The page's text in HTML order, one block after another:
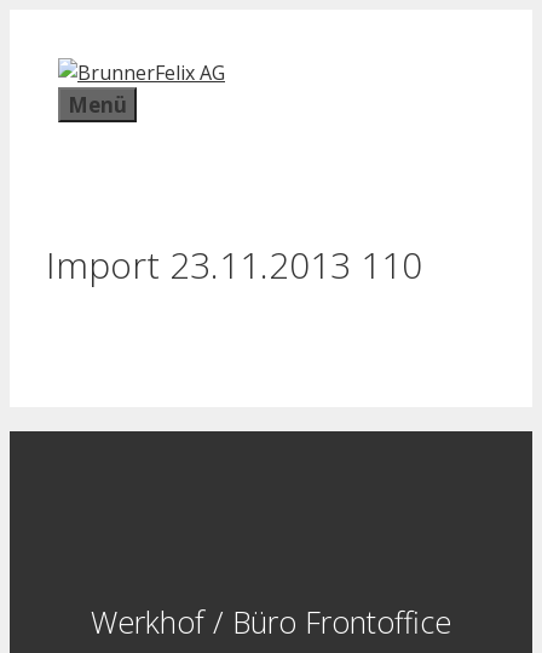
Inhalt
springen
Menü
Import 23.11.2013 110
Werkhof / Büro Frontoffice